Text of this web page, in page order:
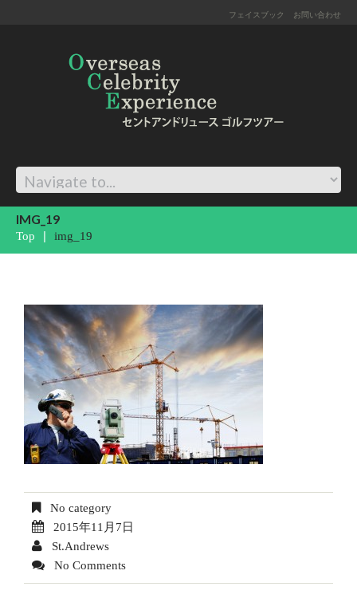
フェイスブック お問い合わせ
IMG_19
Top img_19
No category
2015年11月7日
St.Andrews
No Comments